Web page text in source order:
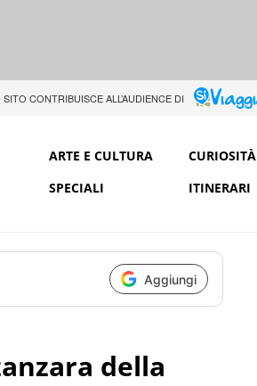
CONTRIBUISCE ALL’AUDIENCE DI
ARTE E CULTURA CURIOSITÀ
SPECIALI ITINERARI
Aggiungi
della